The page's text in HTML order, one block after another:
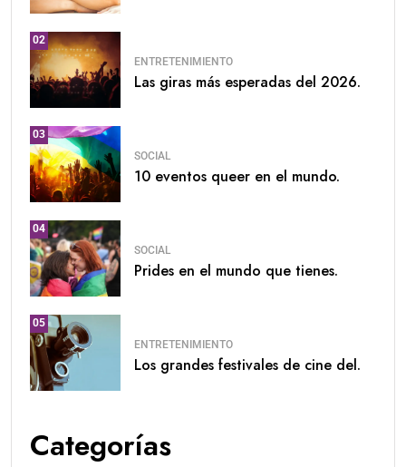
02
ENTRETENIMIENTO
Las giras más esperadas del 2026.
03
SOCIAL
10 eventos queer en el mundo.
04
SOCIAL
Prides en el mundo que tienes.
05
ENTRETENIMIENTO
Los grandes festivales de cine del.
Categorías